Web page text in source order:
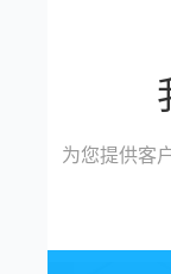
为您提供客